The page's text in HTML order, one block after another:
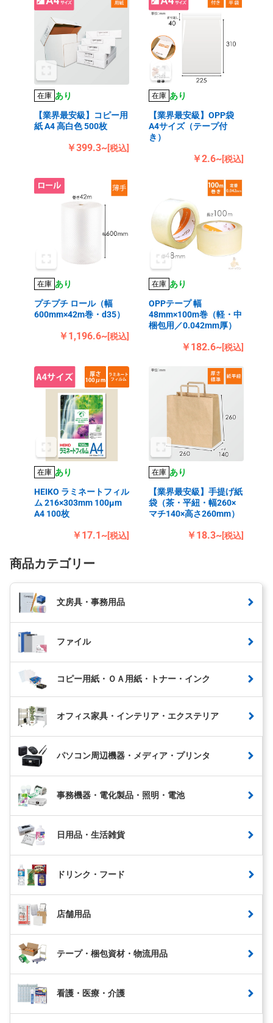
在庫 あり
【業界最安級】コピー用
紙 A4 高白色 500枚
￥399.3~[税込]
在庫 あり
【業界最安級】OPP袋
A4サイズ（テープ付
き）
￥2.6~[税込]
在庫 あり
プチプチ ロール（幅
600mm×42m巻・d35）
￥1,196.6~[税込]
在庫 あり
OPPテープ 幅
48mm×100m巻（軽・中
梱包用／0.042mm厚）
￥182.6~[税込]
在庫 あり
HEIKO ラミネートフィル
ム 216×303mm 100μm
A4 100枚
￥17.1~[税込]
在庫 あり
【業界最安級】手提げ紙
袋（茶・平紐・幅260×
マチ140×高さ260mm）
￥18.3~[税込]
商品カテゴリー
文房具・事務用品
ファイル
コピー用紙・ＯＡ用紙・トナー・インク
オフィス家具・インテリア・エクステリア
パソコン周辺機器・メディア・プリンタ
事務機器・電化製品・照明・電池
日用品・生活雑貨
ドリンク・フード
店舗用品
テープ・梱包資材・物流用品
看護・医療・介護